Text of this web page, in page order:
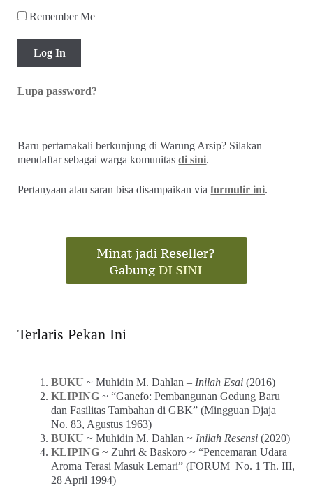
Remember Me
Lupa password?
Baru pertamakali berkunjung di Warung Arsip? Silakan
mendaftar sebagai warga komunitasdi sini.
Pertanyaan atau saran bisa disampaikan viaformulir ini.
Terlaris Pekan Ini
BUKU ~ Muhidin M. Dahlan – Inilah Esai(2016)
KLIPING~ “Ganefo: Pembangunan Gedung Baru
dan Fasilitas Tambahan di GBK” (Mingguan Djaja
No. 83, Agustus 1963)
BUKU ~ Muhidin M. Dahlan ~ Inilah Resensi(2020)
KLIPING~ Zuhri & Baskoro ~ “Pencemaran Udara
Aroma Terasi Masuk Lemari” (FORUM_No. 1 Th. III,
28 April 1994)